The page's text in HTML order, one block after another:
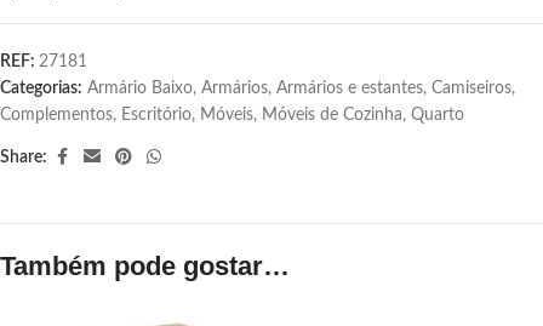
REF: 27181
Categorias: Armário Baixo, Armários, Armários e estantes, Camiseiros,
Complementos, Escritório, Móveis, Móveis de Cozinha, Quarto
Share:
Também pode gostar…